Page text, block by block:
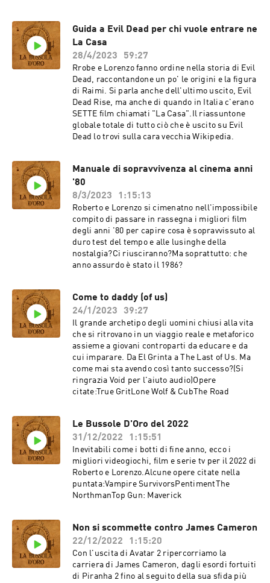
Guida a Evil Dead per chi vuole entrare ne
La Casa
28/4/2023
59:27
Rrobe e Lorenzo fanno ordine nella storia di Evil
Dead, raccontandone un po' le origini e la figura
di Raimi. Si parla anche dell'ultimo uscito, Evil
Dead Rise, ma anche di quando in Italia c'erano
SETTE film chiamati "La Casa".Il riassuntone
globale totale di tutto ciò che è uscito su Evil
Dead lo trovi sulla cara vecchia Wikipedia.
Manuale di sopravvivenza al cinema anni
'80
8/3/2023
1:15:13
Roberto e Lorenzo si cimenatno nell'impossibile
compito di passare in rassegna i migliori film
degli anni '80 per capire cosa è sopravvissuto al
duro test del tempo e alle lusinghe della
nostalgia?Ci riusciranno?Ma soprattutto: che
anno assurdo è stato il 1986?
Come to daddy (of us)
24/1/2023
39:27
Il grande archetipo degli uomini chiusi alla vita
che si ritrovano in un viaggio reale e metaforico
assieme a giovani controparti da educare e da
cui imparare. Da El Grinta a The Last of Us. Ma
come mai sta avendo così tanto successo?(Si
ringrazia Void per l'aiuto audio)Opere
citate:True GritLone Wolf & CubThe Road
Le Bussole D'Oro del 2022
31/12/2022
1:15:51
Inevitabili come i botti di fine anno, ecco i
migliori videogiochi, film e serie tv per il 2022 di
Roberto e Lorenzo.Alcune opere citate nella
puntata:Vampire SurvivorsPentimentThe
NorthmanTop Gun: Maverick
Non si scommette contro James Cameron
22/12/2022
1:15:20
Con l'uscita di Avatar 2 ripercorriamo la
carriera di James Cameron, dagli esordi fortuiti
di Piranha 2 fino al seguito della sua sfida più